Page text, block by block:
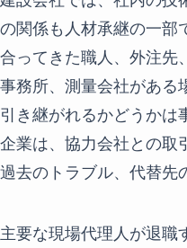
の関係も人材承継の一部
合ってきた職人、外注先
事務所、測量会社がある
引き継がれるかどうかは
企業は、協力会社との取
過去のトラブル、代替先
主要な現場代理人が退職